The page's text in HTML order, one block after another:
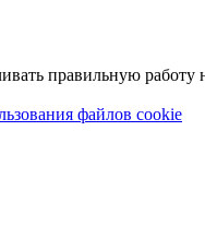
правильную работу
файлов cookie